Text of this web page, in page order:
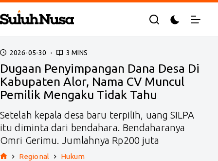
Skip
to
content
2026-05-30 3 MINS
Dugaan Penyimpangan Dana Desa Di
Kabupaten Alor, Nama CV Muncul
Pemilik Mengaku Tidak Tahu
Setelah kepala desa baru terpilih, uang SILPA
itu diminta dari bendahara. Bendaharanya
Omri Gerimu. Jumlahnya Rp200 juta
Regional Hukum